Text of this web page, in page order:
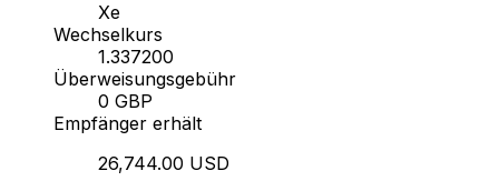
Xe
Wechselkurs
1.337200
Überweisungsgebühr
0 GBP
Empfänger erhält
26,744.00 USD